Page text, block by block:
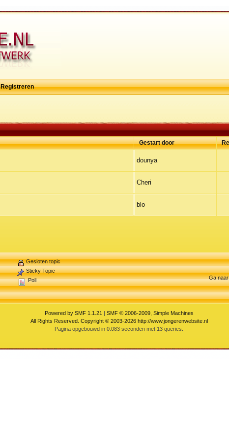
Registreren
Gestart door
dounya
Cheri
blo
Gesloten topic
Sticky Topic
Poll
Ga naar
Powered by SMF 1.1.21
SMF © 2006-2009, Simple Machines
All Rights Reserved. Copyright © 2003-2026 http://www.jongerenwebsite.nl
Pagina opgebouwd in 0.083 seconden met 13 queries.